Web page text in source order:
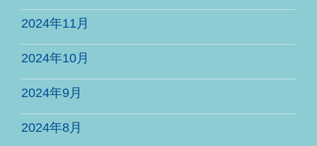
2024年11月
2024年10月
2024年9月
2024年8月